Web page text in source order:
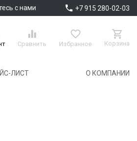
с нами  +7 915 280-02-03

Сравнить

Избранное

Корзина
ЛИСТ О КОМПАНИИ